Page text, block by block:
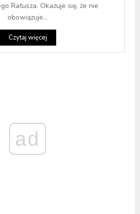
Ratusza. Okazuje się, że nie
obowiązuje...
Czytaj więcej
ad